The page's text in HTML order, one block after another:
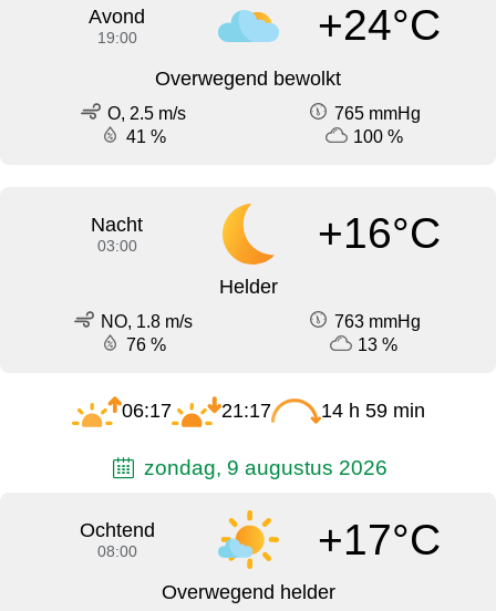
Avond
19:00 +24°C
Overwegend bewolkt
O, 2.5 m/s
765 mmHg
41 %
100 %
Nacht
03:00 +16°C
Helder
NO, 1.8 m/s
763 mmHg
76 %
13 %
06:17 21:17 14 h 59 min
zondag, 9 augustus 2026
Ochtend
08:00 +17°C
Overwegend helder